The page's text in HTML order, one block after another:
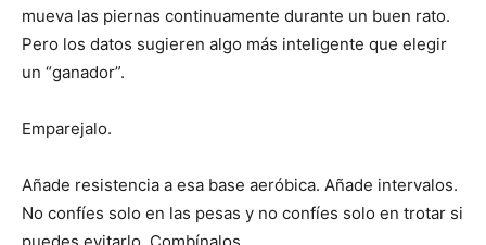
mueva las piernas continuamente durante un buen rato.
Pero los datos sugieren algo más inteligente que elegir
un “ganador”.
Emparejalo.
Añade resistencia a esa base aeróbica. Añade intervalos.
No confíes solo en las pesas y no confíes solo en trotar si